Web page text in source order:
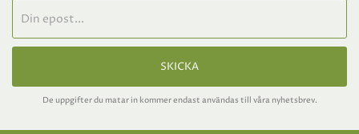
SKICKA
De uppgifter du matar in kommer endast användas till våra nyhetsbrev.